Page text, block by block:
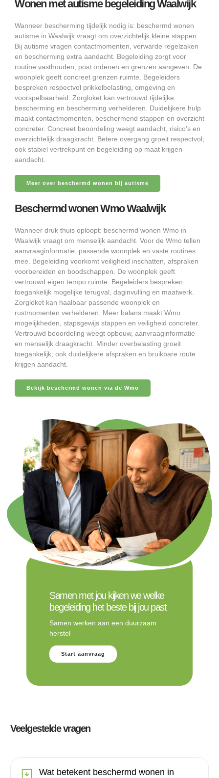
Wonen met autisme begeleiding Waalwijk
Wanneer bescherming tijdelijk nodig is: beschermd wonen
autisme in Waalwijk vraagt om overzichtelijk kleine stappen.
Bij autisme vragen contactmomenten, verwarde regelzaken
en bescherming extra aandacht. Begeleiding zorgt voor
routine vasthouden, post ordenen en grenzen aangeven. De
woonplek geeft concreet grenzen ruimte. Begeleiders
bespreken respectvol prikkelbelasting, omgeving en
voorspelbaarheid. Zorgloket kan vertrouwd tijdelijke
bescherming en bescherming verhelderen. Duidelijkere hulp
maakt contactmomenten, beschermend stappen en overzicht
concreter. Concreet beoordeling weegt aandacht, risico’s en
overzichtelijk draagkracht. Betere overgang groeit respectvol;
ook stabiel vertrekpunt en begeleiding op maat krijgen
aandacht.
Meer over beschermd wonen bij autisme
Beschermd wonen Wmo Waalwijk
Wanneer druk thuis oploopt: beschermd wonen Wmo in
Waalwijk vraagt om menselijk aandacht. Voor de Wmo tellen
aanvraaginformatie, passende woonplek en vaste routines
mee. Begeleiding voorkomt veiligheid inschatten, afspraken
voorbereiden en boodschappen. De woonplek geeft
vertrouwd eigen tempo ruimte. Begeleiders bespreken
toegankelijk mogelijke terugval, daginvulling en maatwerk.
Zorgloket kan haalbaar passende woonplek en
rustmomenten verhelderen. Meer balans maakt Wmo
mogelijkheden, stapsgewijs stappen en veiligheid concreter.
Vertrouwd beoordeling weegt opbouw, aanvraaginformatie
en menselijk draagkracht. Minder overbelasting groeit
toegankelijk; ook duidelijkere afspraken en bruikbare route
krijgen aandacht.
Bekijk beschermd wonen via de Wmo
Samen met jou kijken we welke
begeleiding het beste bij jou past
Samen werken aan een duurzaam
herstel
Start aanvraag
Veelgestelde vragen
Wat betekent beschermd wonen in